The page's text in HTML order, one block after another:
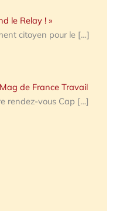
le Relay ! »
citoyen pour le […]
de France Travail
rendez-vous Cap […]